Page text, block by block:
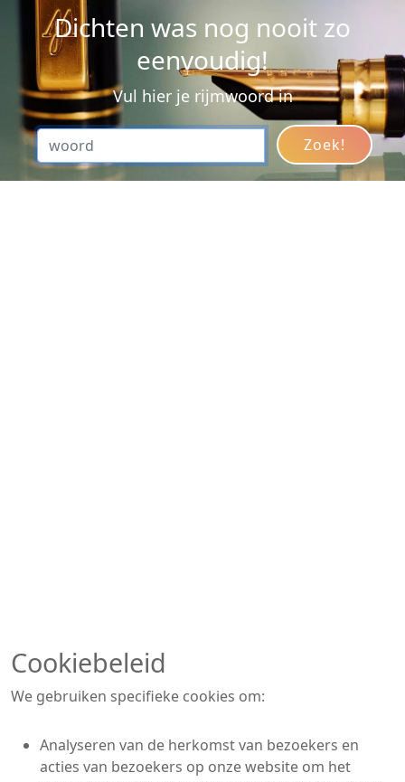
Dichten was nog nooit zo
eenvoudig!
Vul hier je rijmwoord in
Cookiebeleid
We gebruiken specifieke cookies om:
Analyseren van de herkomst van bezoekers en
acties van bezoekers op onze website om het